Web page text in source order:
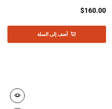
$160.00
أضف إلى السلة